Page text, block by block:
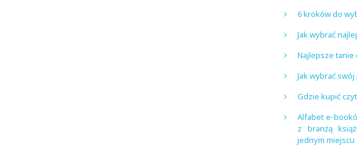
6 kroków do
Jak wybrać
Najlepsze tanie
Jak wybrać
Gdzie kupić
Alfabet e-
z branżą
jednym miejscu